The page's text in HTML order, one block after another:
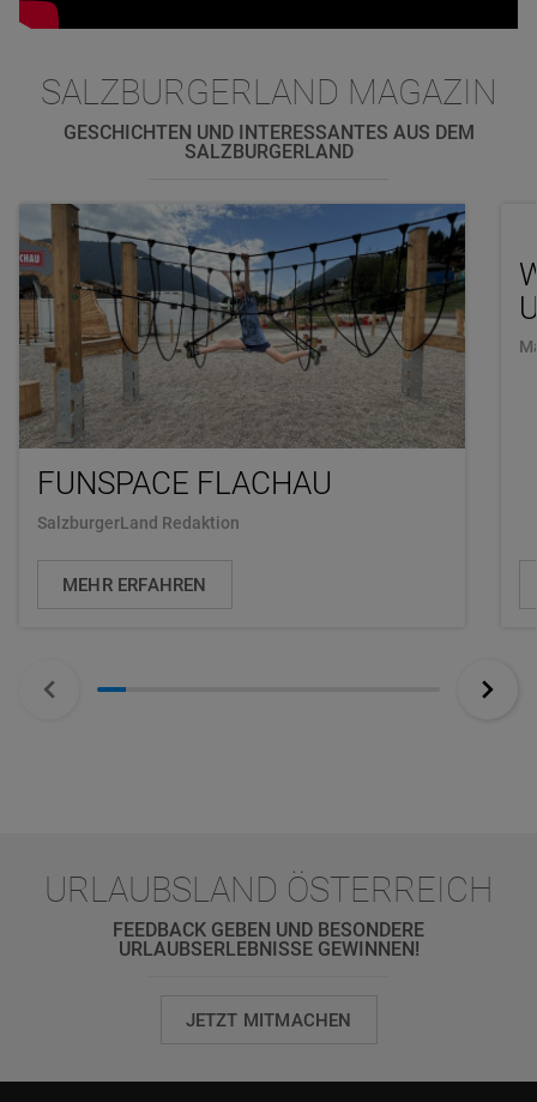
SALZBURGERLAND MAGAZIN
GESCHICHTEN UND INTERESSANTES AUS DEM
SALZBURGERLAND
FUNSPACE FLACHAU
SalzburgerLand Redaktion
MEHR ERFAHREN
URLAUBSLAND ÖSTERREICH
FEEDBACK GEBEN UND BESONDERE
URLAUBSERLEBNISSE GEWINNEN!
JETZT MITMACHEN